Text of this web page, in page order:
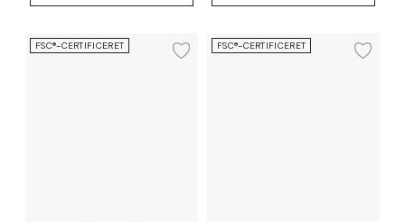
Studenterhue mellem
FSC®-CERTIFICERET
Tilføj til ønskeliste
Studenterhue lille
FSC®-CERTIFICERET